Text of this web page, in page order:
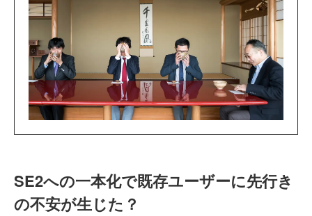
SE2への一本化で既存ユーザーに先行き
の不安が生じた？